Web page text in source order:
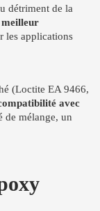
détriment de la
meilleur
les applications
(Loctite EA 9466,
avec
de mélange, un